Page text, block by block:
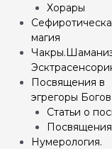
Хорары
магия
Посвящения в
эгрегоры Богов
Статьи о
Нумерология.